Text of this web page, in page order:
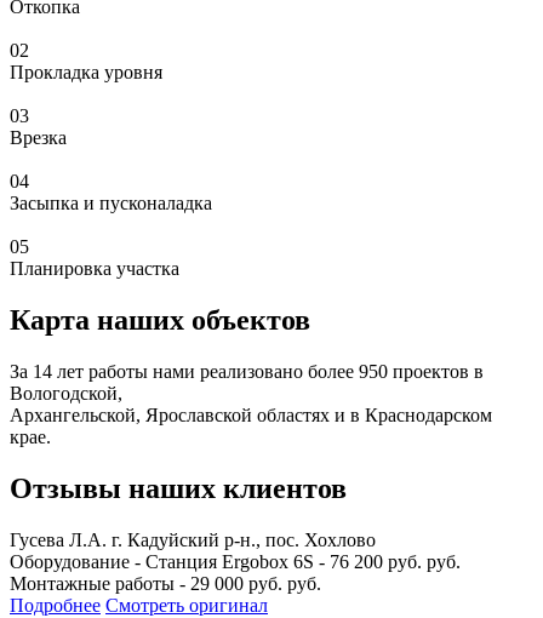
Откопка
02
Прокладка уровня
03
Врезка
04
Засыпка и пусконаладка
05
Планировка участка
Карта наших объектов
За 14 лет работы нами реализовано более 950 проектов в
Вологодской,
Архангельской, Ярославской областях и в Краснодарском
крае.
Отзывы наших клиентов
Гусева Л.А. г. Кадуйский р-н., пос. Хохлово
Оборудование - Станция Ergobox 6S - 76 200 руб. руб.
Монтажные работы - 29 000 руб. руб.
Подробнее Смотреть оригинал